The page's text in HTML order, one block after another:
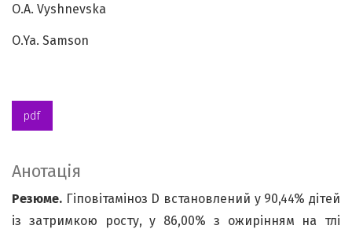
O.A. Vyshnevska
O.Ya. Samson
pdf
Анотація
Резюме. Гіповітаміноз D встановлений у 90,44% дітей
із затримкою росту, у 86,00% з ожирінням на тлі